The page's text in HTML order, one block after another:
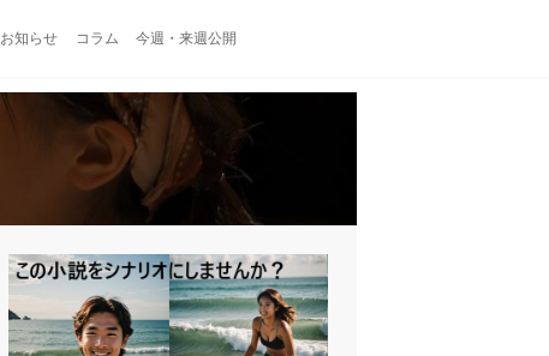
お知らせ コラム 今週・来週公開